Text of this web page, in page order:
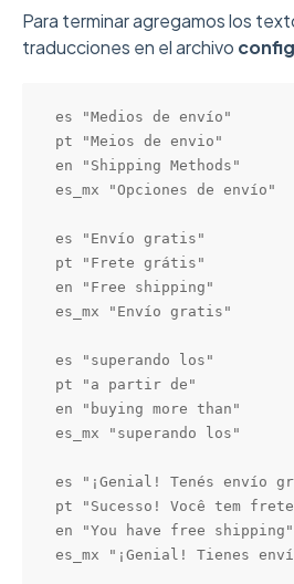
Para terminar agregamos los
traducciones en el archivo
es "Medios de envío"
pt "Meios de envio"
en "Shipping Methods"
es_mx "Opciones de envío"
es "Envío gratis"
pt "Frete grátis"
en "Free shipping"
es_mx "Envío gratis"
es "superando los"
pt "a partir de"
en "buying more than"
es_mx "superando los"
es "¡Genial! Tenés envío
pt "Sucesso! Você tem
en "You have free shipping"
es_mx "¡Genial! Tienes